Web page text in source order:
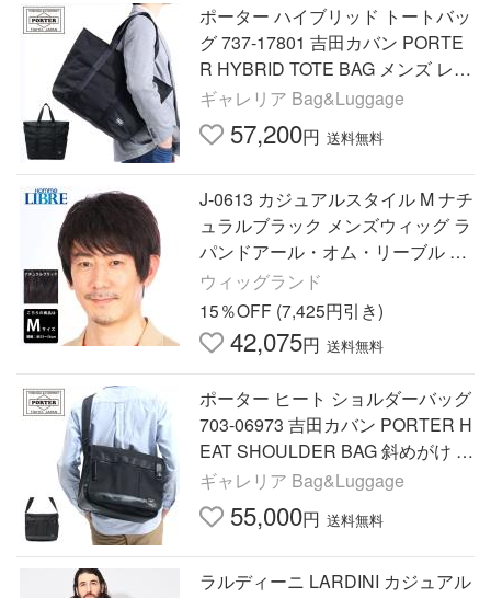
ポーター ハイブリッド トートバッ
グ 737-17801 吉田カバン PORTE
R HYBRID TOTE BAG メンズ レデ
ィース 大きめ A4 B4 カジュアル
ビジネス
ギャレリア Bag&Luggage
57,200円 送料無料
J-0613 カジュアルスタイル M ナチ
ュラルブラック メンズウィッグ ラ
パンドアール・オム・リーブル 男
性用 かつら ウィッグ
ウィッグランド
15％OFF (7,425円引き)
42,075円 送料無料
ポーター ヒート ショルダーバッグ
703-06973 吉田カバン PORTER H
EAT SHOULDER BAG 斜めがけ 大
きめ A4 カジュアル ナイロン メン
ズ レディース
ギャレリア Bag&Luggage
55,000円 送料無料
ラルディーニ LARDINI カジュアル